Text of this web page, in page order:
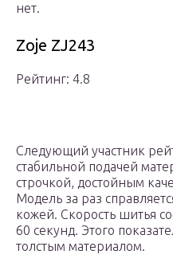
нет.
Zoje ZJ243
Рейтинг: 4.8
Следующий участник
стабильной подачей
строчкой, достойным
Модель за раз
кожей. Скорость шитья
60 секунд. Этого
толстым материалом.